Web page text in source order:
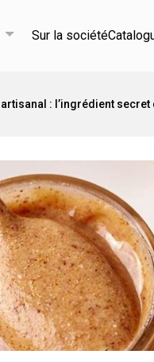
Sur la société
: l’ingrédient